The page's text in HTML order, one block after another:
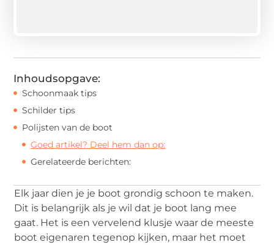
Inhoudsopgave:
Schoonmaak tips
Schilder tips
Polijsten van de boot
Goed artikel? Deel hem dan op:
Gerelateerde berichten:
Elk jaar dien je je boot grondig schoon te maken.
Dit is belangrijk als je wil dat je boot lang mee
gaat. Het is een vervelend klusje waar de meeste
boot eigenaren tegenop kijken, maar het moet